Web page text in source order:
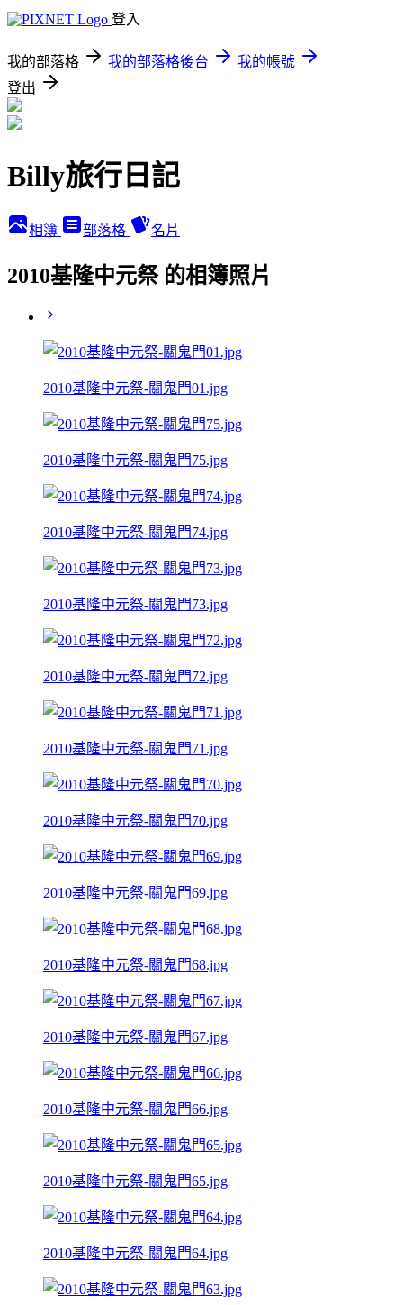
登入
我的部落格 我的部落格後台
我的帳號
登出
Billy旅行日記
相簿 部落格 名片
2010基隆中元祭 的相簿照片
2010基隆中元祭-關鬼門01.jpg
2010基隆中元祭-關鬼門75.jpg
2010基隆中元祭-關鬼門74.jpg
2010基隆中元祭-關鬼門73.jpg
2010基隆中元祭-關鬼門72.jpg
2010基隆中元祭-關鬼門71.jpg
2010基隆中元祭-關鬼門70.jpg
2010基隆中元祭-關鬼門69.jpg
2010基隆中元祭-關鬼門68.jpg
2010基隆中元祭-關鬼門67.jpg
2010基隆中元祭-關鬼門66.jpg
2010基隆中元祭-關鬼門65.jpg
2010基隆中元祭-關鬼門64.jpg